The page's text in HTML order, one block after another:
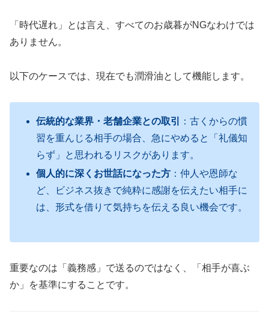
「時代遅れ」とは言え、すべてのお歳暮がNGなわけでは
ありません。
以下のケースでは、現在でも潤滑油として機能します。
伝統的な業界・老舗企業との取引
：古くからの慣
習を重んじる相手の場合、急にやめると「礼儀知
らず」と思われるリスクがあります。
個人的に深くお世話になった方 ：仲人や恩師な
ど、ビジネス抜きで純粋に感謝を伝えたい相手に
は、形式を借りて気持ちを伝える良い機会です。
重要なのは「義務感」で送るのではなく、「相手が喜ぶ
か」を基準にすることです。